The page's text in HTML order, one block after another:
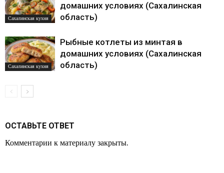
Сахалинская кухня
домашних условиях (Сахалинская
область)
Сахалинская кухня
Рыбные котлеты из минтая в
домашних условиях (Сахалинская
область)
ОСТАВЬТЕ ОТВЕТ
Комментарии к материалу закрыты.